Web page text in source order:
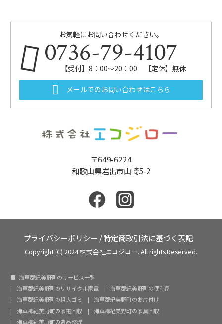
お気軽にお問い合わせください。
0736-79-4107
【受付】8：00～20：00 【定休】無休
メールでのお問い合わせはこちら
〒649-6224
和歌山県岩出市山崎5-2
プライバシーポリシー /特定商取引法に基づく表記
Copyright (C) 2024 株式会社エコジロー. All rights Reserved.
海草郡紀美野町のサービス一覧
海草郡紀美野町のリサイクル家電
海草郡紀美野町の便利屋
海草郡紀美野町の粗大ゴミ
海草郡紀美野町のお片付け
海草郡紀美野町の家電回収
海草郡紀美野町の家具回収
海草郡紀美野町の遺品整理